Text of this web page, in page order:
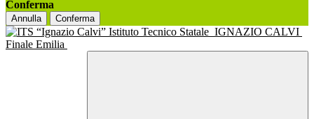
Conferma
Annulla Conferma
Istituto Tecnico Statale IGNAZIO CALVI
Finale Emilia